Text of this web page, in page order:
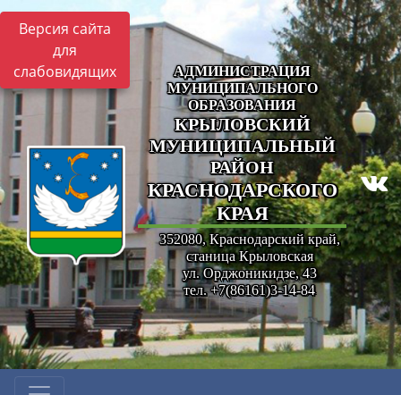
Версия сайта
для
слабовидящих
АДМИНИСТРАЦИЯ
МУНИЦИПАЛЬНОГО
ОБРАЗОВАНИЯ
КРЫЛОВСКИЙ
МУНИЦИПАЛЬНЫЙ
РАЙОН
КРАСНОДАРСКОГО
КРАЯ
352080, Краснодарский край,
станица Крыловская
ул. Орджоникидзе, 43
тел. +7(86161)3-14-84